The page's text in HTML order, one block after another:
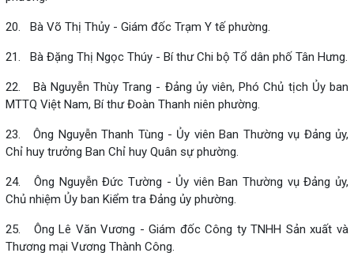
20. Bà Võ Thị Thủy - Giám đốc Trạm Y tế phường.
21. Bà Đặng Thị Ngọc Thúy - Bí thư Chi bộ Tổ dân phố Tân Hưng.
22. Bà Nguyễn Thùy Trang - Đảng ủy viên, Phó Chủ tịch Ủy ban
MTTQ Việt Nam, Bí thư Đoàn Thanh niên phường.
23. Ông Nguyễn Thanh Tùng - Ủy viên Ban Thường vụ Đảng ủy,
Chỉ huy trưởng Ban Chỉ huy Quân sự phường.
24. Ông Nguyễn Đức Tường - Ủy viên Ban Thường vụ Đảng ủy,
Chủ nhiệm Ủy ban Kiểm tra Đảng ủy phường.
25. Ông Lê Văn Vương - Giám đốc Công ty TNHH Sản xuất và
Thương mại Vương Thành Công.